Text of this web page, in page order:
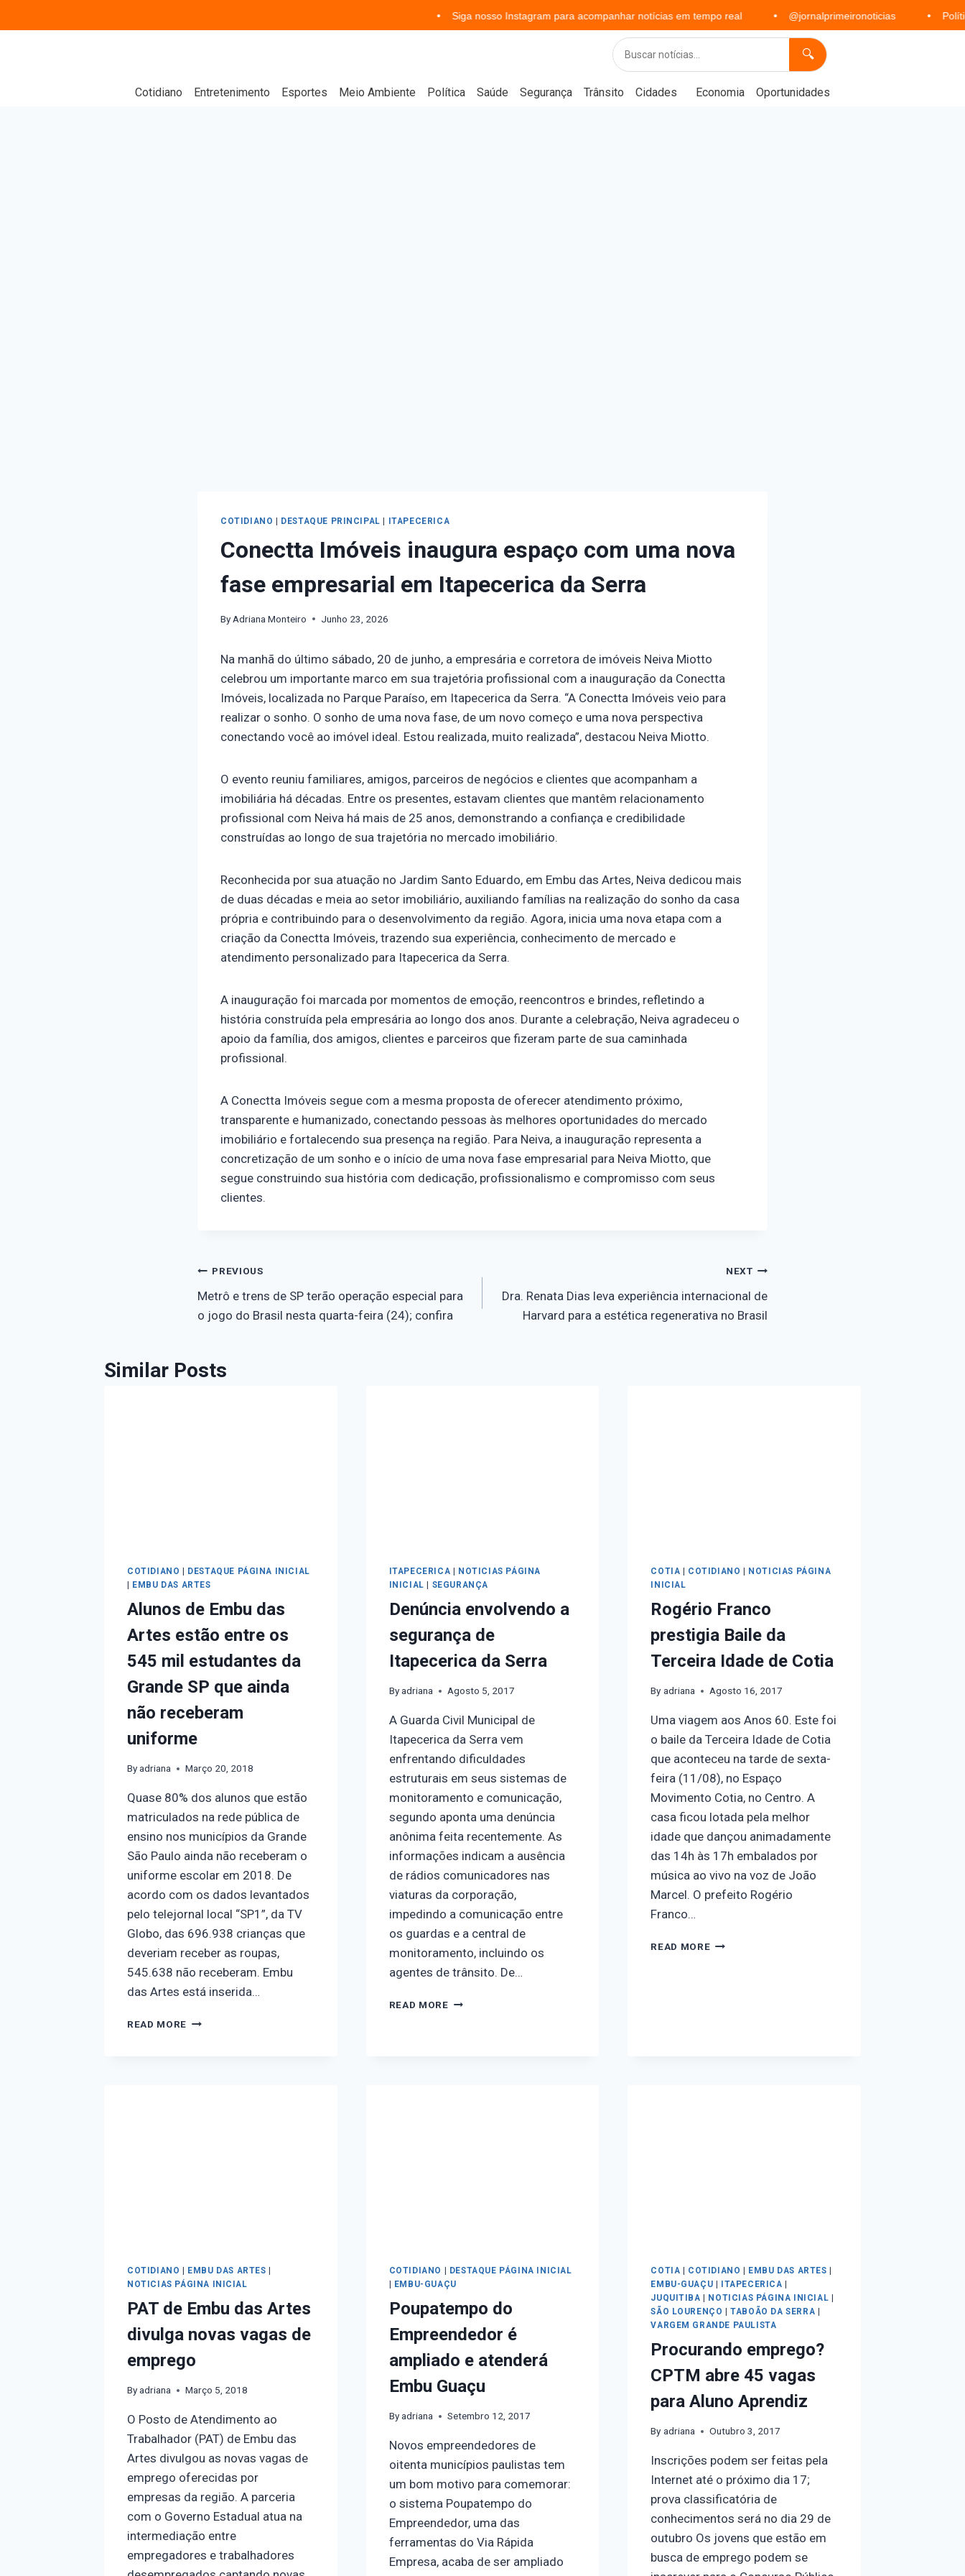
Siga nosso Instagram para acompanhar notícias em tempo real @jornalprimeironoticias Política,
🔍
Cotidiano Entretenimento Esportes Meio Ambiente Política Saúde Segurança Trânsito Cidades Economia Oportunidades
COTIDIANO DESTAQUE PRINCIPAL ITAPECERICA
Conectta Imóveis inaugura espaço com uma nova
fase empresarial em Itapecerica da Serra
By Adriana Monteiro Junho 23, 2026
Na manhã do último sábado, 20 de junho, a empresária e corretora de imóveis Neiva Miotto
celebrou um importante marco em sua trajetória profissional com a inauguração da Conectta
Imóveis, localizada no Parque Paraíso, em Itapecerica da Serra. “A Conectta Imóveis veio para
realizar o sonho. O sonho de uma nova fase, de um novo começo e uma nova perspectiva
conectando você ao imóvel ideal. Estou realizada, muito realizada”, destacou Neiva Miotto.
O evento reuniu familiares, amigos, parceiros de negócios e clientes que acompanham a
imobiliária há décadas. Entre os presentes, estavam clientes que mantêm relacionamento
profissional com Neiva há mais de 25 anos, demonstrando a confiança e credibilidade
construídas ao longo de sua trajetória no mercado imobiliário.
Reconhecida por sua atuação no Jardim Santo Eduardo, em Embu das Artes, Neiva dedicou mais
de duas décadas e meia ao setor imobiliário, auxiliando famílias na realização do sonho da casa
própria e contribuindo para o desenvolvimento da região. Agora, inicia uma nova etapa com a
criação da Conectta Imóveis, trazendo sua experiência, conhecimento de mercado e
atendimento personalizado para Itapecerica da Serra.
A inauguração foi marcada por momentos de emoção, reencontros e brindes, refletindo a
história construída pela empresária ao longo dos anos. Durante a celebração, Neiva agradeceu o
apoio da família, dos amigos, clientes e parceiros que fizeram parte de sua caminhada
profissional.
A Conectta Imóveis segue com a mesma proposta de oferecer atendimento próximo,
transparente e humanizado, conectando pessoas às melhores oportunidades do mercado
imobiliário e fortalecendo sua presença na região. Para Neiva, a inauguração representa a
concretização de um sonho e o início de uma nova fase empresarial para Neiva Miotto, que
segue construindo sua história com dedicação, profissionalismo e compromisso com seus
clientes.
PREVIOUS
Metrô e trens de SP terão operação especial para
o jogo do Brasil nesta quarta-feira (24); confira
NEXT
Dra. Renata Dias leva experiência internacional de
Harvard para a estética regenerativa no Brasil
Similar Posts
COTIDIANO | DESTAQUE PÁGINA INICIAL
| EMBU DAS ARTES
Alunos de Embu das
Artes estão entre os
545 mil estudantes da
Grande SP que ainda
não receberam
uniforme
Byadriana Março 20, 2018
Quase 80% dos alunos que estão
matriculados na rede pública de
ensino nos municípios da Grande
São Paulo ainda não receberam o
uniforme escolar em 2018. De
acordo com os dados levantados
pelo telejornal local “SP1”, da TV
Globo, das 696.938 crianças que
deveriam receber as roupas,
545.638 não receberam. Embu
das Artes está inserida…
READ MORE
ITAPECERICA | NOTICIAS PÁGINA
INICIAL | SEGURANÇA
Denúncia envolvendo a
segurança de
Itapecerica da Serra
By adriana Agosto 5, 2017
A Guarda Civil Municipal de
Itapecerica da Serra vem
enfrentando dificuldades
estruturais em seus sistemas de
monitoramento e comunicação,
segundo aponta uma denúncia
anônima feita recentemente. As
informações indicam a ausência
de rádios comunicadores nas
viaturas da corporação,
impedindo a comunicação entre
os guardas e a central de
monitoramento, incluindo os
agentes de trânsito. De…
READ MORE
COTIA | COTIDIANO | NOTICIAS PÁGINA
INICIAL
Rogério Franco
prestigia Baile da
Terceira Idade de Cotia
By adriana Agosto 16, 2017
Uma viagem aos Anos 60. Este foi
o baile da Terceira Idade de Cotia
que aconteceu na tarde de sexta-
feira (11/08), no Espaço
Movimento Cotia, no Centro. A
casa ficou lotada pela melhor
idade que dançou animadamente
das 14h às 17h embalados por
música ao vivo na voz de João
Marcel. O prefeito Rogério
Franco…
READ MORE
COTIDIANO | EMBU DAS ARTES |
NOTICIAS PÁGINA INICIAL
PAT de Embu das Artes
divulga novas vagas de
emprego
Byadriana Março 5, 2018
O Posto de Atendimento ao
Trabalhador (PAT) de Embu das
Artes divulgou as novas vagas de
emprego oferecidas por
empresas da região. A parceria
com o Governo Estadual atua na
intermediação entre
empregadores e trabalhadores
COTIDIANO | DESTAQUE PÁGINA INICIAL
| EMBU-GUAÇU
Poupatempo do
Empreendedor é
ampliado e atenderá
Embu Guaçu
By adriana Setembro 12, 2017
Novos empreendedores de
oitenta municípios paulistas tem
um bom motivo para comemorar:
o sistema Poupatempo do
Empreendedor, uma das
ferramentas do Via Rápida
Empresa, acaba de ser ampliado
COTIA | COTIDIANO | EMBU DAS ARTES |
EMBU-GUAÇU | ITAPECERICA |
JUQUITIBA | NOTICIAS PÁGINA INICIAL |
SÃO LOURENÇO |TABOÃO DA SERRA |
VARGEM GRANDE PAULISTA
Procurando emprego?
CPTM abre 45 vagas
para Aluno Aprendiz
By adriana Outubro 3, 2017
Inscrições podem ser feitas pela
Internet até o próximo dia 17;
prova classificatória de
conhecimentos será no dia 29 de
outubro Os jovens que estão em
busca de emprego podem se